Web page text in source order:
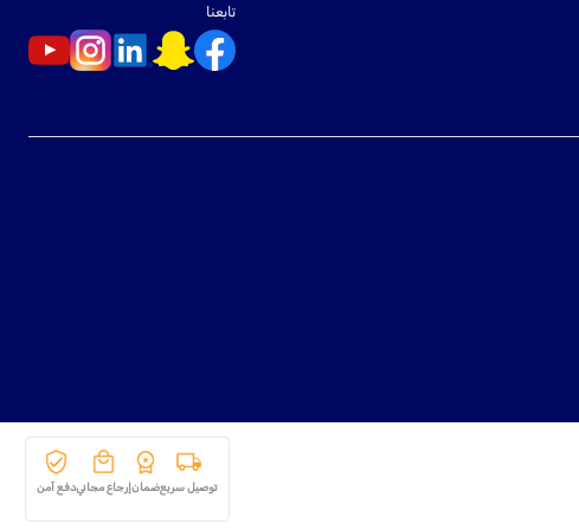
تابعنا
توصيل سريعضمانإرجاع مجانيدفع آمن